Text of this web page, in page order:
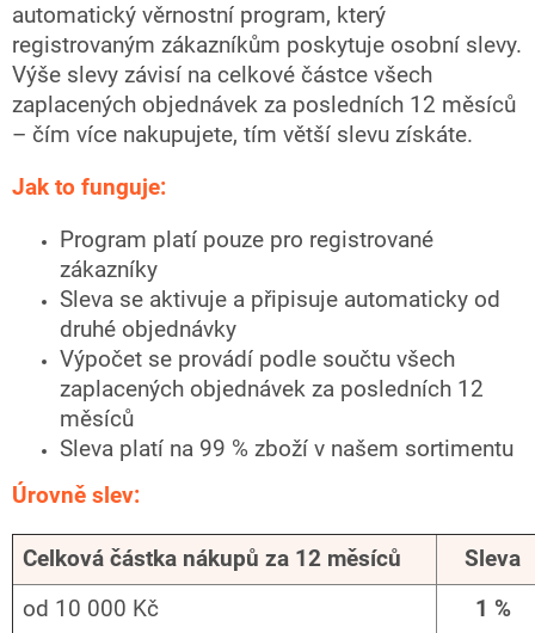
automatický věrnostní program, který
registrovaným zákazníkům poskytuje osobní slevy.
Výše slevy závisí na celkové částce všech
zaplacených objednávek za posledních 12 měsíců
– čím více nakupujete, tím větší slevu získáte.
Jak to funguje:
Program platí pouze pro registrované
zákazníky
Sleva se aktivuje a připisuje automaticky od
druhé objednávky
Výpočet se provádí podle součtu všech
zaplacených objednávek za posledních 12
měsíců
Sleva platí na 99 % zboží v našem sortimentu
Úrovně slev:
Celková částka nákupů za 12 měsíců
Sleva
od 10 000 Kč
1 %